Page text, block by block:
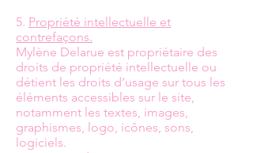
5. Propriété intellectuelle et
contrefaçons.
Mylène Delarue est propriétaire des
droits de propriété intellectuelle ou
détient les droits d’usage sur tous les
éléments accessibles sur le site,
notamment les textes, images,
graphismes, logo, icônes, sons,
logiciels.